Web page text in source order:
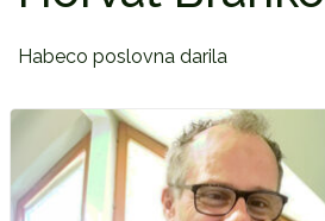
Habeco poslovna darila